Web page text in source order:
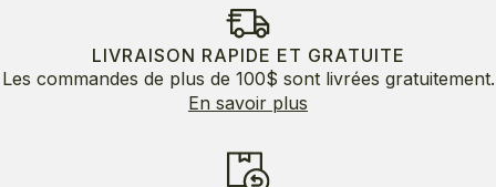
LIVRAISON RAPIDE ET GRATUITE
Les commandes de plus de 100$ sont livrées gratuitement.
En savoir plus